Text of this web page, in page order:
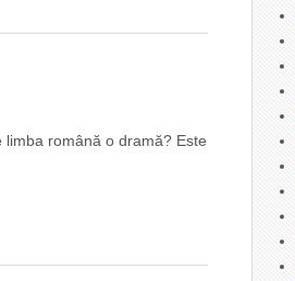
română o dramă? Este